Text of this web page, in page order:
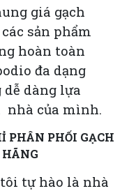
giá gạch
sản phẩm
hoàn toàn
đa dạng
dàng lựa
nhà của mình.
PHÂN PHỐI GẠCH
tự hào là nhà